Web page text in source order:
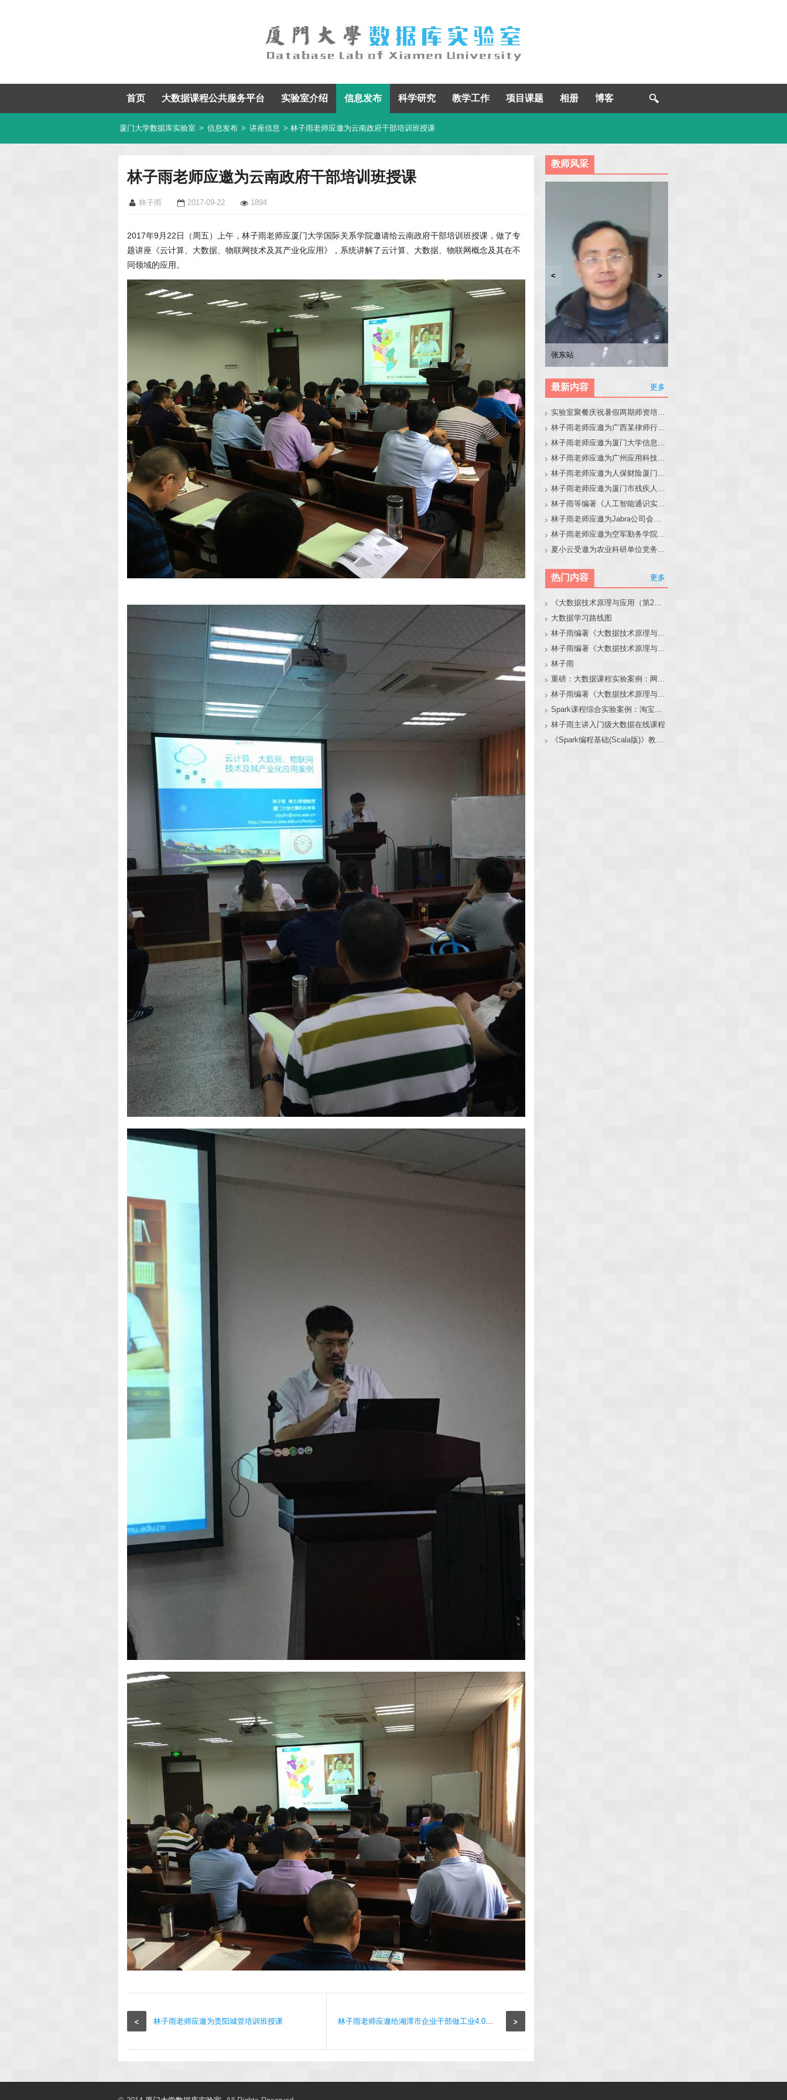
首页 大数据课程公共服务平台 实验室介绍 信息发布 科学研究 教学工作 项目课题 相册 博客
厦门大学数据库实验室 > 信息发布 > 讲座信息 > 林子雨老师应邀为云南政府干部培训班授课
林子雨老师应邀为云南政府干部培训班授课
林子雨 2017-09-22 1894
2017年9月22日（周五）上午，林子雨老师应厦门大学国际关系学院邀请给云南政府干部培训班授课，做了专
题讲座《云计算、大数据、物联网技术及其产业化应用》，系统讲解了云计算、大数据、物联网概念及其在不
同领域的应用。
< 林子雨老师应邀为贵阳城管培训班授课 >
林子雨老师应邀给湘潭市企业干部做工业4.0报告
教师风采
林子雨
张东站
林文水
冯少荣
< >
最新内容 更多
实验室聚餐庆祝暑假两期师资培训班圆满结束
林子雨老师应邀为广西某律师行业培训班做大模型和智能体讲座
林子雨老师应邀为厦门大学信息学院全国中学生夏令营做大模型讲座
林子雨老师应邀为广州应用科技学院做大模型和智能体讲座
林子雨老师应邀为人保财险厦门分公司做大模型和智能体讲座
林子雨老师应邀为厦门市残疾人联合会做大模型和智能体讲座
林子雨等编著《人工智能通识实践教程》教材官网
林子雨老师应邀为Jabra公司会议做大模型和智能体报告
林子雨老师应邀为空军勤务学院做大模型和智能体讲座
夏小云受邀为农业科研单位党务工作者作专题报告
热门内容 更多
《大数据技术原理与应用（第2版）》教材官网
大数据学习路线图
林子雨编著《大数据技术原理与应用（第3版）》教材官网
林子雨编著《大数据技术原理与应用》教材配套大数据软件安装和编程实践指南
林子雨
重磅：大数据课程实验案例：网站用户行为分析（免费共享）
林子雨编著《大数据技术原理与应用（第3版）》教材配套大数据软件安装和编程实践指南
Spark课程综合实验案例：淘宝双11数据分析与预测
林子雨主讲入门级大数据在线课程
《Spark编程基础(Scala版)》教材官网